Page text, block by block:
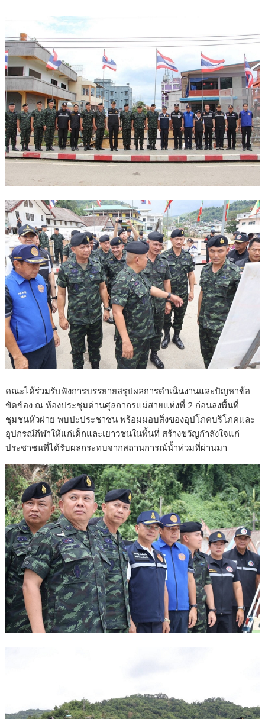
คณะได้ร่วมรับฟังการบรรยายสรุปผลการดำเนินงานและปัญหาข้อ
ขัดข้อง ณ ห้องประชุมด่านศุลกากรแม่สายแห่งที่ 2 ก่อนลงพื้นที่
ชุมชนหัวฝาย พบปะประชาชน พร้อมมอบสิ่งของอุปโภคบริโภคและ
อุปกรณ์กีฬาให้แก่เด็กและเยาวชนในพื้นที่ สร้างขวัญกำลังใจแก่
ประชาชนที่ได้รับผลกระทบจากสถานการณ์น้ำท่วมที่ผ่านมา